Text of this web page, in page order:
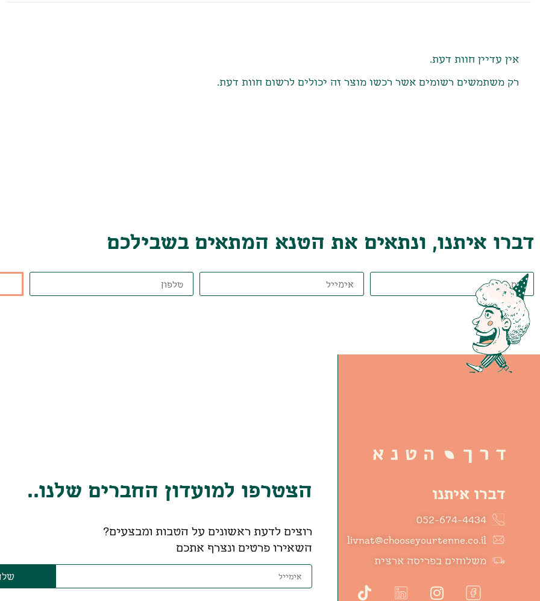
אין עדיין חוות דעת.
רק משתמשים רשומים אשר רכשו מוצר זה יכולים לרשום חוות דעת.
דברו איתנו, ונתאים את הטנא המתאים בשבילכם
דברו איתנו
052-674-4434
livnat@chooseyourtenne.co.il
משלוחים בפריסה ארצית
הצטרפו למועדון החברים שלנו..
רוצים לדעת ראשונים על הטבות ומבצעים?
השאירו פרטים ונצרף אתכם